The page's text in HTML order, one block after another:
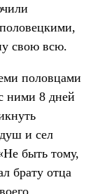
свою всю.
половцами
ними 8 дней
и сел
быть тому,
брату отца